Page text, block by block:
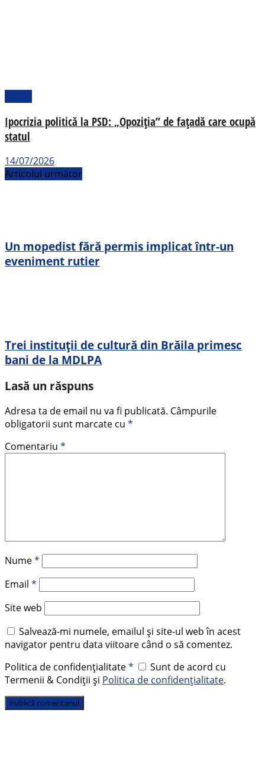
Ipocrizia politică la PSD: „Opoziția” de fațadă care ocupă
statul
14/07/2026
Articolul următor
Un mopedist fără permis implicat într-un
eveniment rutier
Trei instituții de cultură din Brăila primesc
bani de la MDLPA
Lasă un răspuns
Adresa ta de email nu va fi publicată. Câmpurile
obligatorii sunt marcate cu *
Comentariu *
Nume*
Email *
Site web
Salvează-mi numele, emailul și site-ul web în acest
navigator pentru data viitoare când o să comentez.
Politica de confidențialitate*
Sunt de acord cu
Termenii & Condiții și Politica de confidențialitate.